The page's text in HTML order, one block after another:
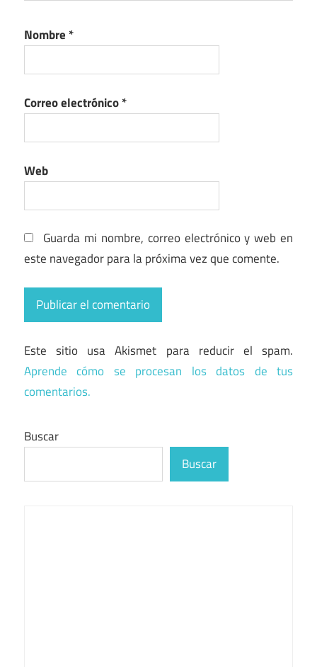
Nombre *
Correo electrónico*
Web
Guarda mi nombre, correo electrónico y web en
este navegador para la próxima vez que comente.
Este sitio usa Akismet para reducir el spam.
Aprende cómo se procesan los datos de tus
comentarios.
Buscar
Buscar